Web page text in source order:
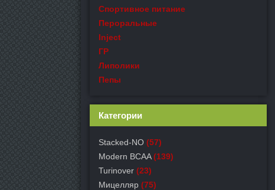
Спортивное питание
Пероральные
Inject
ГР
Липолики
Пепы
Категории
Stacked-NO (57)
Modern BCAA (139)
Turinover (23)
Мицелляр (75)